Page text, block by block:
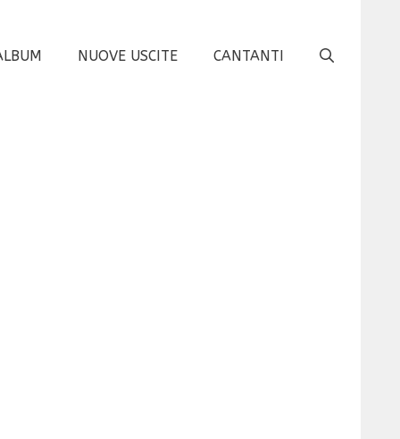
NUOVE USCITE CANTANTI